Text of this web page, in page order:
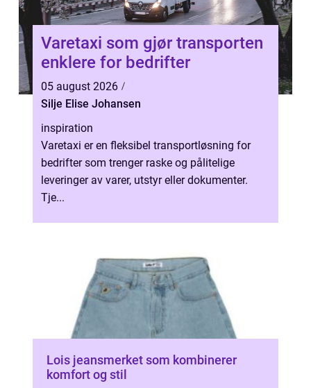
Varetaxi som gjør transporten
enklere for bedrifter
05 august 2026
Silje Elise Johansen
inspiration
Varetaxi er en fleksibel transportløsning for
bedrifter som trenger raske og pålitelige
leveringer av varer, utstyr eller dokumenter.
Tje...
Lois jeansmerket som kombinerer
komfort og stil